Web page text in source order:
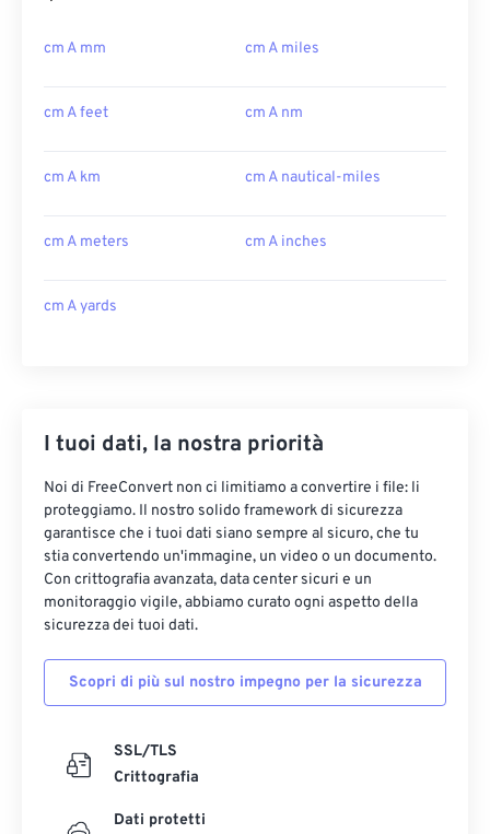
cm A mm cm A miles
cm A feet cm A nm
cm A km cm A nautical-miles
cm A meters cm A inches
cm A yards
I tuoi dati, la nostra priorità
Noi di FreeConvert non ci limitiamo a convertire i file: li
proteggiamo. Il nostro solido framework di sicurezza
garantisce che i tuoi dati siano sempre al sicuro, che tu
stia convertendo un'immagine, un video o un documento.
Con crittografia avanzata, data center sicuri e un
monitoraggio vigile, abbiamo curato ogni aspetto della
sicurezza dei tuoi dati.
Scopri di più sul nostro impegno per la sicurezza
SSL/TLS
Crittografia
Dati protetti